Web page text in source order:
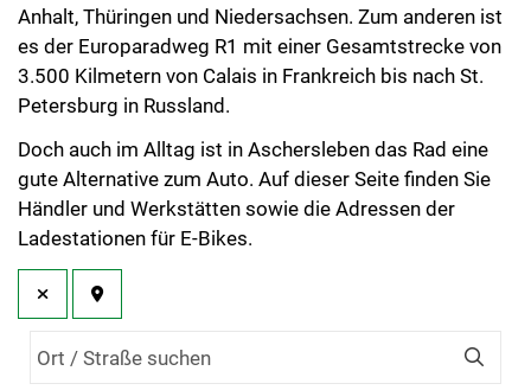
Anhalt, Thüringen und Niedersachsen. Zum anderen ist
es der Europaradweg R1 mit einer Gesamtstrecke von
3.500 Kilmetern von Calais in Frankreich bis nach St.
Petersburg in Russland.
Doch auch im Alltag ist in Aschersleben das Rad eine
gute Alternative zum Auto. Auf dieser Seite finden Sie
Händler und Werkstätten sowie die Adressen der
Ladestationen für E-Bikes.